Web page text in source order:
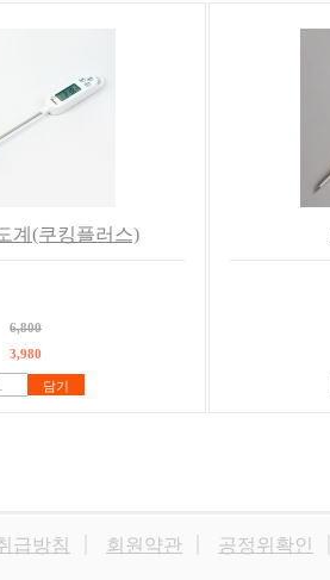
계(쿠킹플러스)
6,800
3,980
담기
급방침 회원약관 공정위확인